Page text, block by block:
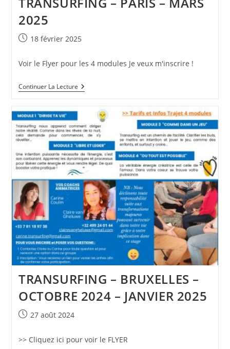
2025
Publication
18 février 2025
Voir le Flyer pour les 4 modules Je veux m'inscrire !
Continuer La LectureTRANSURFING
–
–
MARS
2025
TRANSURFING – BRUXELLES –
OCTOBRE 2024 – JANVIER 2025
Publication
27 août 2024
>> Cliquez ici pour voir le FLYER